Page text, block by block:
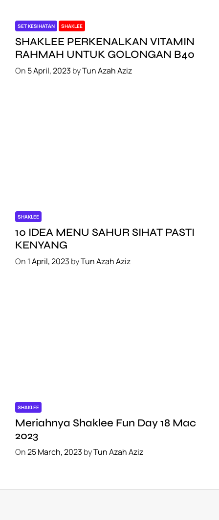
SET KESIHATAN SHAKLEE
SHAKLEE PERKENALKAN VITAMIN
RAHMAH UNTUK GOLONGAN B40
On 5 April, 2023 byTun Azah Aziz
SHAKLEE
10 IDEA MENU SAHUR SIHAT PASTI
KENYANG
On 1 April, 2023 byTun Azah Aziz
SHAKLEE
Meriahnya Shaklee Fun Day 18 Mac
2023
On25 March, 2023 byTun Azah Aziz